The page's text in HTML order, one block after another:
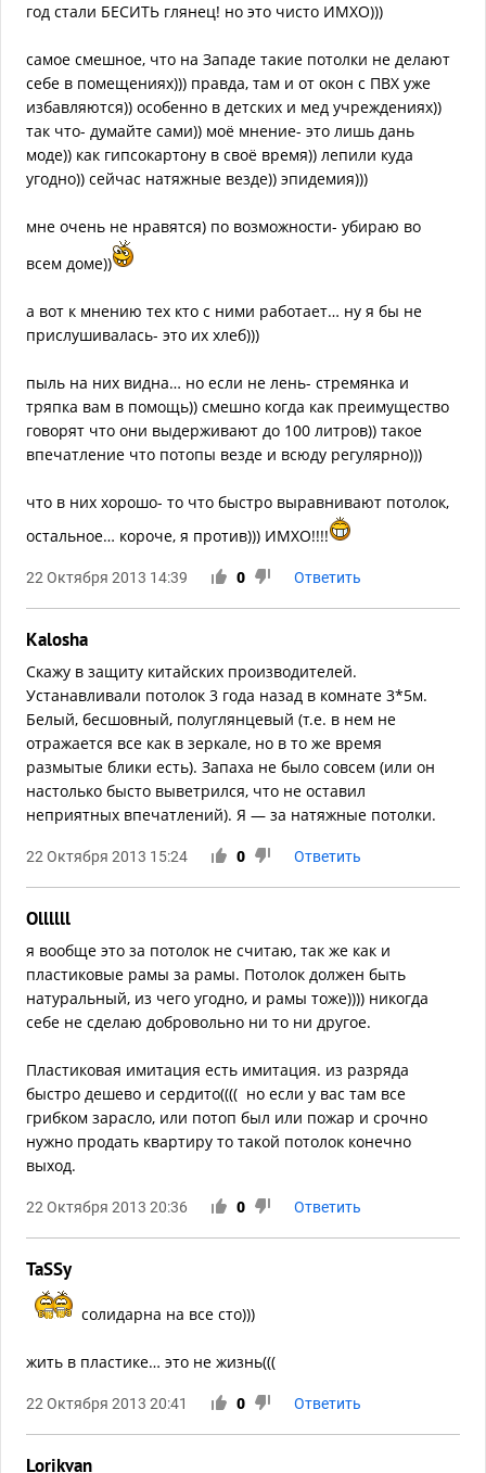
год стали БЕСИТЬ глянец! но это чисто ИМХО)))
самое смешное, что на Западе такие потолки не делают
себе в помещениях))) правда, там и от окон с ПВХ уже
избавляются)) особенно в детских и мед учреждениях))
так что- думайте сами)) моё мнение- это лишь дань
моде)) как гипсокартону в своё время)) лепили куда
угодно)) сейчас натяжные везде)) эпидемия)))
мне очень не нравятся) по возможности- убираю во
всем доме))
а вот к мнению тех кто с ними работает… ну я бы не
прислушивалась- это их хлеб)))
пыль на них видна… но если не лень- стремянка и
тряпка вам в помощь)) смешно когда как преимущество
говорят что они выдерживают до 100 литров)) такое
впечатление что потопы везде и всюду регулярно)))
что в них хорошо- то что быстро выравнивают потолок,
остальное… короче, я против))) ИМХО!!!!
22 Октября 2013 14:39 0 Ответить
Kalosha
Скажу в защиту китайских производителей.
Устанавливали потолок 3 года назад в комнате 3*5м.
Белый, бесшовный, полуглянцевый (т.е. в нем не
отражается все как в зеркале, но в то же время
размытые блики есть). Запаха не было совсем (или он
настолько бысто выветрился, что не оставил
неприятных впечатлений). Я — за натяжные потолки.
22 Октября 2013 15:24 0 Ответить
Ollllll
я вообще это за потолок не считаю, так же как и
пластиковые рамы за рамы. Потолок должен быть
натуральный, из чего угодно, и рамы тоже)))) никогда
себе не сделаю добровольно ни то ни другое.
Пластиковая имитация есть имитация. из разряда
быстро дешево и сердито(((( но если у вас там все
грибком зарасло, или потоп был или пожар и срочно
нужно продать квартиру то такой потолок конечно
выход.
22 Октября 2013 20:36 0 Ответить
TaSSy
солидарна на все сто)))
жить в пластике… это не жизнь(((
22 Октября 2013 20:41 0 Ответить
Lorikvan